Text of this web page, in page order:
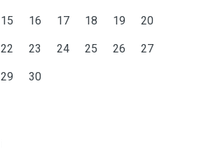
15 16 17 18 19 20
22 23 24 25 26 27
29 30